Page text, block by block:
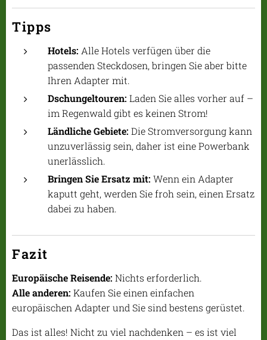
Tipps
Hotels: Alle Hotels verfügen über die
passenden Steckdosen, bringen Sie aber bitte
Ihren Adapter mit.
Dschungeltouren: Laden Sie alles vorher auf –
im Regenwald gibt es keinen Strom!
Ländliche Gebiete: Die Stromversorgung kann
unzuverlässig sein, daher ist eine Powerbank
unerlässlich.
Bringen Sie Ersatz mit: Wenn ein Adapter
kaputt geht, werden Sie froh sein, einen Ersatz
dabei zu haben.
Fazit
Europäische Reisende: Nichts erforderlich.
Alle anderen: Kaufen Sie einen einfachen
europäischen Adapter und Sie sind bestens gerüstet.
Das ist alles! Nicht zu viel nachdenken – es ist viel